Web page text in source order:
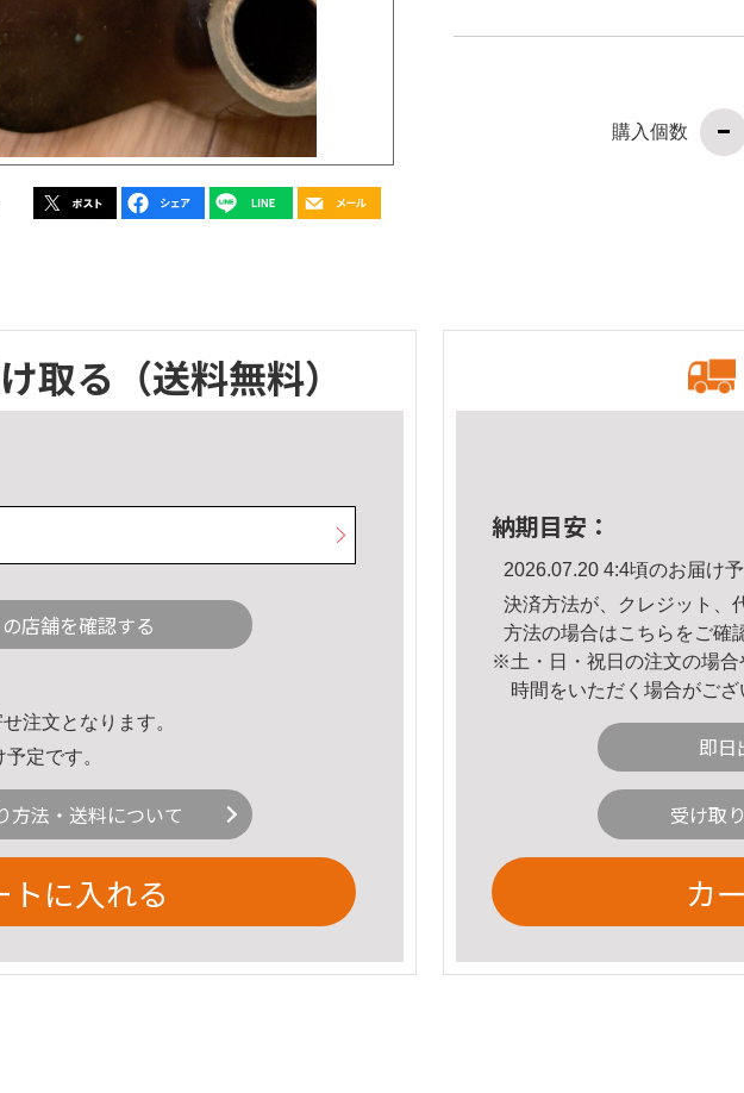
購入個数
取る （送料無料）
店舗を確認する
注文となります。
定です。
方法・送料について
トに入れる
納期目安：
2026.07.20 4:4頃のお届け予
決済方法が、クレジット、
方法の場合はこちら をご確
※土・日・祝日の注文の場
時間をいただく場合がござ
即日
受け取
カ